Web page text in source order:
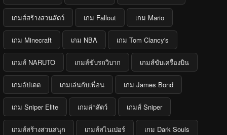
เกมส์สร้างสวนสัตว์ เกม Fallout เกม Mario
เกม Minecraft เกม NBA เกม Tom Clancy's
เกมส์ NARUTO เกมส์ขับรถวิบาก เกมส์ขับเครื่องบิน
เกมอัปเดต เกมเล่นกับเพื่อน เกม James Bond
เกม Sniper Elite เกมล่าสัตว์ เกมส์ Sniper
เกมส์สร้างสวนสนุก เกมส์สไนเปอร์ เกม Dark Souls